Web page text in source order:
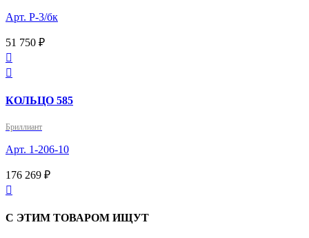
Арт. Р-3/бк
51 750 ₽


КОЛЬЦО 585
Бриллиант
Арт. 1-206-10
176 269 ₽

С ЭТИМ ТОВАРОМ ИЩУТ